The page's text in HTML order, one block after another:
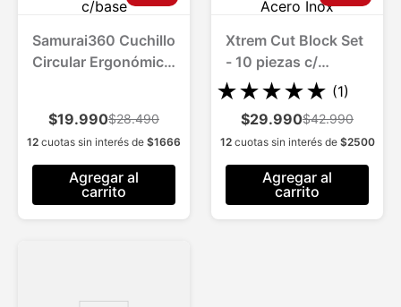
Samurai360 Cuchillo
Circular Ergonómico
$19.990$28.490
12 cuotas sin interés de $1666
Agregar al
carrito
Xtrem Cut Block Set
- 10 piezas c/
Afilador Acero Inox
★★★★★ (1)
$29.990$42.990
12cuotas sin interés de $2500
Agregar al
carrito